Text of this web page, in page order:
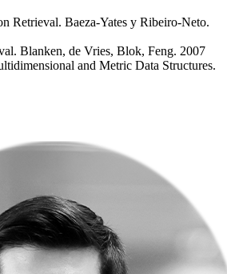
Retrieval. Baeza-Yates y Ribeiro-Neto.
Blanken, de Vries, Blok, Feng. 2007
and Metric Data Structures.